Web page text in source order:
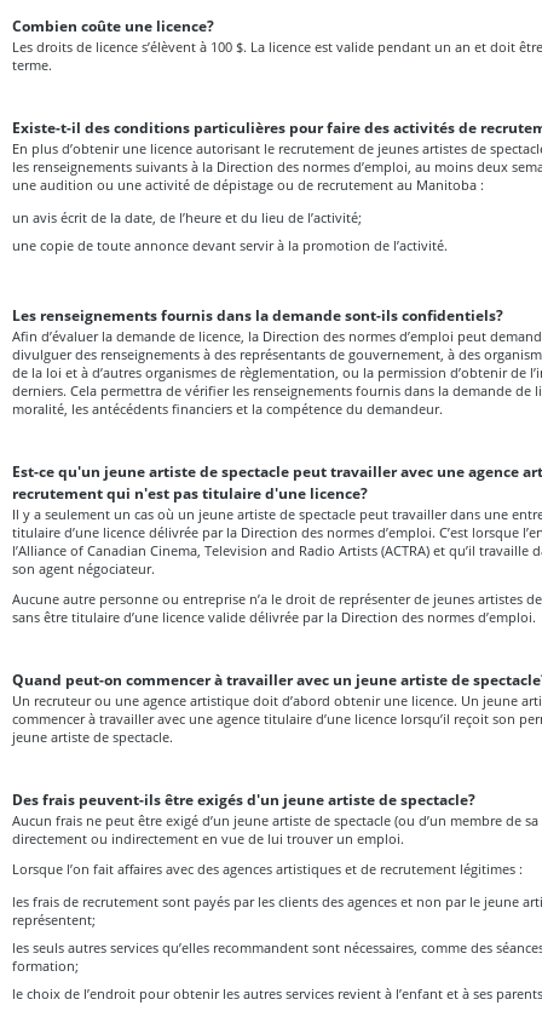
Combien coûte une licence?
Les droits de licence s’élèvent à 100 $. La licence est valide pendant un an et doit
terme.
Existe-t-il des conditions particulières pour faire des activités de
En plus d’obtenir une licence autorisant le recrutement de jeunes artistes de
les renseignements suivants à la Direction des normes d’emploi, au moins deux
une audition ou une activité de dépistage ou de recrutement au Manitoba :
un avis écrit de la date, de l’heure et du lieu de l’activité;
une copie de toute annonce devant servir à la promotion de l’activité.
Les renseignements fournis dans la demande sont-ils confidentiels?
Afin d’évaluer la demande de licence, la Direction des normes d’emploi peut
divulguer des renseignements à des représentants de gouvernement, à des
de la loi et à d’autres organismes de règlementation, ou la permission d’obtenir de
derniers. Cela permettra de vérifier les renseignements fournis dans la demande de
moralité, les antécédents financiers et la compétence du demandeur.
Est-ce qu'un jeune artiste de spectacle peut travailler avec une agence
recrutement qui n'est pas titulaire d'une licence?
Il y a seulement un cas où un jeune artiste de spectacle peut travailler dans une
titulaire d’une licence délivrée par la Direction des normes d’emploi. C’est lorsque
l’Alliance of Canadian Cinema, Television and Radio Artists (ACTRA) et qu’il travaille
son agent négociateur.
Aucune autre personne ou entreprise n’a le droit de représenter de jeunes artistes
sans être titulaire d’une licence valide délivrée par la Direction des normes d’emploi.
Quand peut-on commencer à travailler avec un jeune artiste de
Un recruteur ou une agence artistique doit d’abord obtenir une licence. Un jeune
commencer à travailler avec une agence titulaire d’une licence lorsqu’il reçoit son
jeune artiste de spectacle.
Des frais peuvent-ils être exigés d'un jeune artiste de spectacle?
Aucun frais ne peut être exigé d’un jeune artiste de spectacle (ou d’un membre de
directement ou indirectement en vue de lui trouver un emploi.
Lorsque l’on fait affaires avec des agences artistiques et de recrutement légitimes :
les frais de recrutement sont payés par les clients des agences et non par le jeune
représentent;
les seuls autres services qu’elles recommandent sont nécessaires, comme des
formation;
le choix de l’endroit pour obtenir les autres services revient à l’enfant et à ses